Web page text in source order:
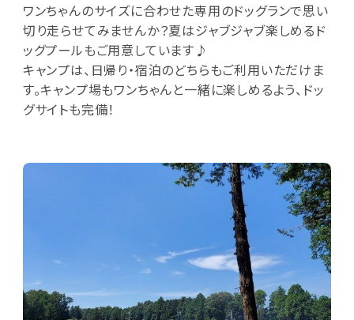
ワンちゃんのサイズに合わせた専用のドッグランで思い
切り走らせてみませんか？夏はジャブジャブ楽しめるド
ッグプールもご用意しています♪
キャンプは、日帰り・宿泊のどちらもご利用いただけま
す。キャンプ場もワンちゃんと一緒に楽しめるよう、ドッ
グサイトも完備！